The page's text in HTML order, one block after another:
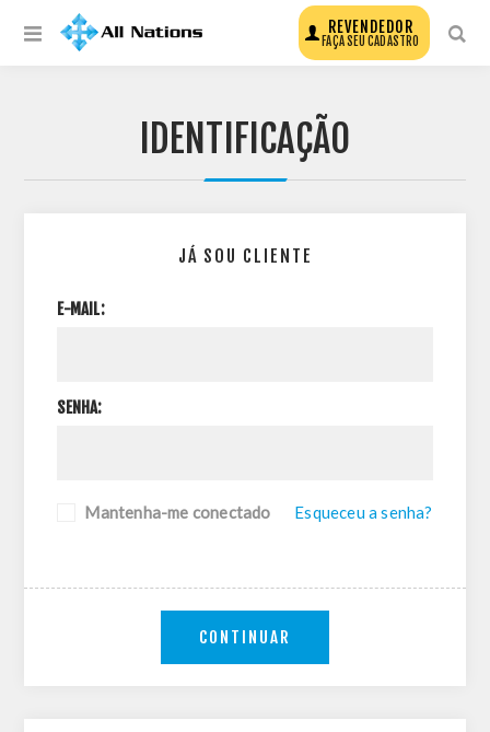
REVENDEDOR
FAÇA SEU CADASTRO
IDENTIFICAÇÃO
JÁ SOU CLIENTE
E-MAIL:
SENHA:
Mantenha-me conectado Esqueceu a senha?
CONTINUAR